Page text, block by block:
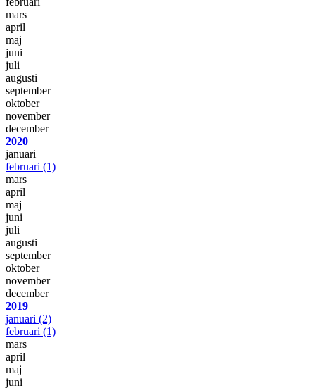
mars
april
maj
juni
juli
augusti
september
oktober
november
december
2020
januari
februari (1)
mars
april
maj
juni
juli
augusti
september
oktober
november
december
2019
januari (2)
februari (1)
mars
april
maj
juni